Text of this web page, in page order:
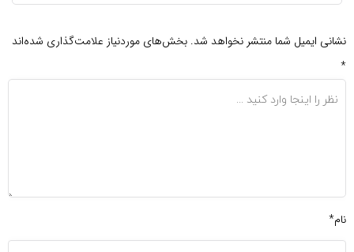
نشانی ایمیل شما منتشر نخواهد شد. بخش‌های موردنیاز علامت‌گذاری شده‌اند
*
نام*